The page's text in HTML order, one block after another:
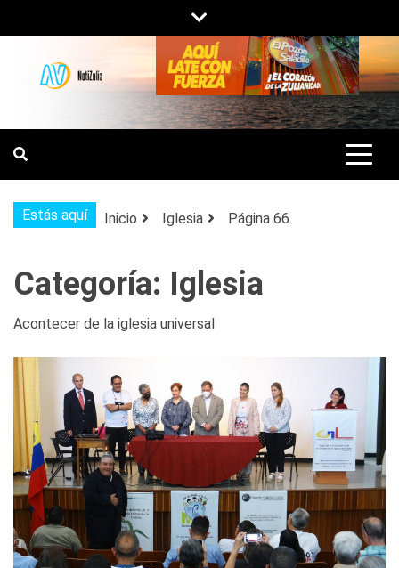
al
contenido
NOTIZULIA
NOTICIAS DEL ZULIA, VENEZUELA Y
DE INTERÉS GENERAL.
Estás aquí Inicio Iglesia Página 66
Categoría: Iglesia
Acontecer de la iglesia universal